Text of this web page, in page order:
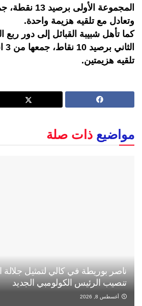
وتعادل مع تلقيه هزيمة واحدة.
كما تأهل شبيبة القبائل إلى دور ربع
تلقيه هزيمتين.
مواضيع ذات صلة
ناصر بوريطة في كالي لتمثيل
تنصيب الرئيس الكولومبي الجديد
أغسطس 8, 2026